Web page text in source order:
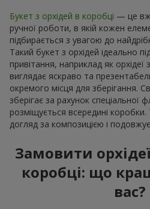
Букет з орхідей в коробці — це
ручної роботи, в якій кожен
підбирається з увагою до
Такий букет з орхідей ідеально
привітання, наприклад як
виглядає яскраво та
окремого місця для зберігання.
зберігає за рахунок спеціальної
розміщується всередині
догляд за композицією і
Замовити
коробці: що
вас?